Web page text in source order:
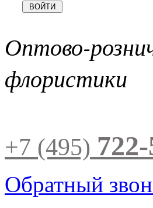
Оптово-
флористики
+7 (495)
Обратный